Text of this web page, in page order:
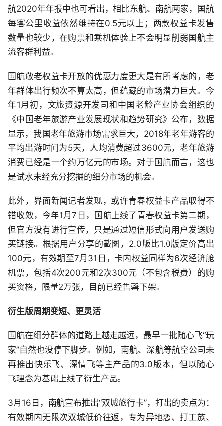
航2020年年报中也可看出，相比东航、南航两家，国航
每客公里收益依然维持在0.5元以上；两款权益卡发售
数量也较少，在购票和乘机体验上不会明显削弱国航主
流客群利益。
国航敬老权益卡开放的优惠力度更大是有所考虑的，老
年群体出行频次不算太高，但蕴藏的市场潜力巨大。今
年1月初，文旅资源开发司和中国老龄产业协会组织的
《中国老年旅游产业发展现状和趋势研究》公布，数据
显示，我国老年旅游市场需求巨大，2018年老年游客的
平均出游时间为5天，人均消费超过3600元，老年旅游
消费已经是一个约万亿元的市场。对于国航而言，这也
是试水未经充分挖掘的细分市场的机会。
此外，界面新闻记者发现，或许青春权益卡产品取得不
错收效，今年1月7日，国航上线了青春权益卡第二期，
但官方没有进行宣传，只是通过短信形式向用户发送购
买链接。根据用户分享的截图，2.0版比1.0版定价高出
100元，有效期至7月31日，卡内权益同样为6次经济舱
机票，包括4次200元和2次300元（不包含税费）的购
买资格，限量2万张，目前已经售罄下架。
衍生版周期变短、更灵活
国航在细分群体的道路上越走越远，最早一批随心飞“玩
家”自然也没停下脚步。例如，南航、深航等航空公司未
再推出快乐飞、深情飞等主产品的3.0版本，但以随心
飞理念为基础上线了衍生产品。
3月16日，南航宣布推出“双城旅行卡”，打出的卖点为：
有效期内无限次双城低价往返，专为异地恋、打工族、